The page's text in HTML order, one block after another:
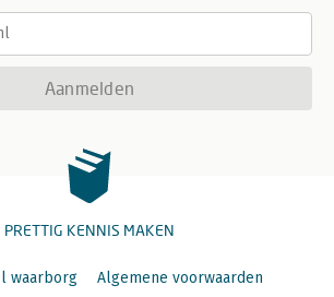
Aanmelden
PRETTIG KENNIS MAKEN
waarborg
Algemene voorwaarden